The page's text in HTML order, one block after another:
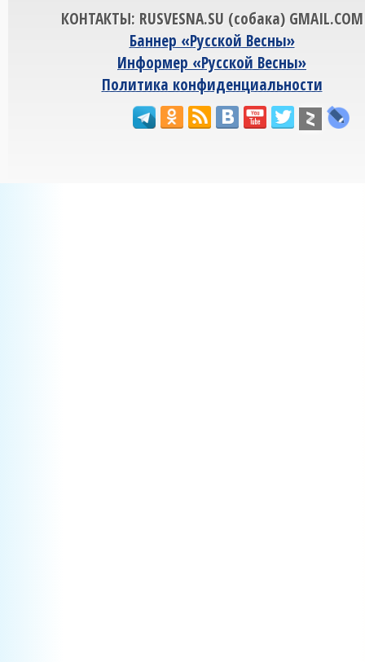
КОНТАКТЫ: RUSVESNA.SU (собака) GMAIL.COM
Баннер «Русской Весны»
Информер «Русской Весны»
Политика конфиденциальности